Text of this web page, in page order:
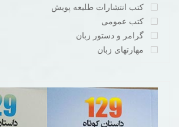
کتب انتشارات طلیعه پویش
کتب عمومی
گرامر و دستور زبان
مهارتهای زبان